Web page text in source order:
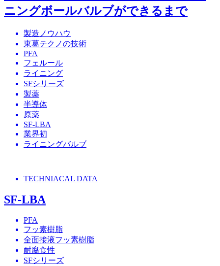
ニングボールバルブができるまで
製造ノウハウ
東葛テクノの技術
PFA
フェルール
ライニング
SFシリーズ
製薬
半導体
原薬
SF-LBA
業界初
ライニングバルブ
TECHNIACAL DATA
SF-LBA
PFA
フッ素樹脂
全面接液フッ素樹脂
耐腐食性
SFシリーズ